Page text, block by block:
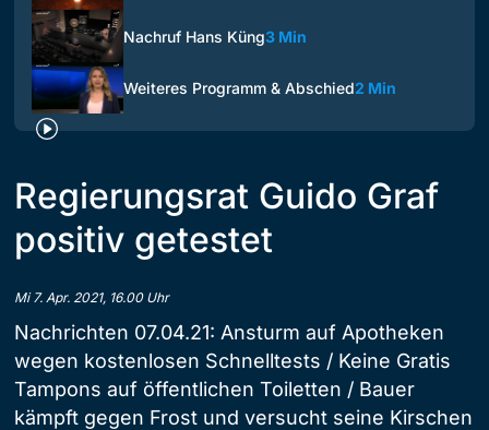
Nachruf Hans Küng3 Min
Weiteres Programm & Abschied2 Min
Regierungsrat Guido Graf
positiv getestet
Mi 7. Apr. 2021, 16.00 Uhr
Nachrichten 07.04.21: Ansturm auf Apotheken
wegen kostenlosen Schnelltests / Keine Gratis
Tampons auf öffentlichen Toiletten / Bauer
kämpft gegen Frost und versucht seine Kirschen